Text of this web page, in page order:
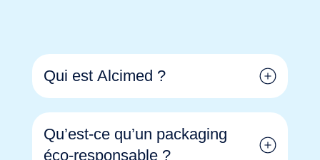
Qui est Alcimed ?
Qu’est-ce qu’un packaging
éco-responsable ?